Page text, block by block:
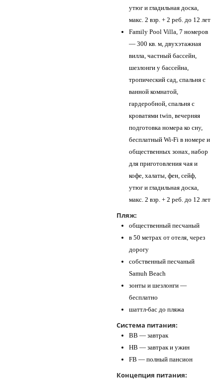
утюг и гладильная доска,
макс. 2 взр. + 2 реб. до 12 лет
Family Pool Villa, 7 номеров
— 300 кв. м, двухэтажная
вилла, частный бассейн,
шезлонги у бассейна,
тропический сад, спальня с
ванной комнатой,
гардеробной, спальня с
кроватями twin, вечерняя
подготовка номера ко сну,
бесплатный Wi-Fi в номере и
общественных зонах, набор
для приготовления чая и
кофе, халаты, фен, сейф,
утюг и гладильная доска,
макс. 2 взр. + 2 реб. до 12 лет
Пляж:
общественный песчаный
в 50 метрах от отеля, через
дорогу
собственный песчаный
Samuh Beach
зонты и шезлонги —
бесплатно
шаттл-бас до пляжа
Система питания:
BB — завтрак
HB — завтрак и ужин
FB — полный пансион
Концепция питания: